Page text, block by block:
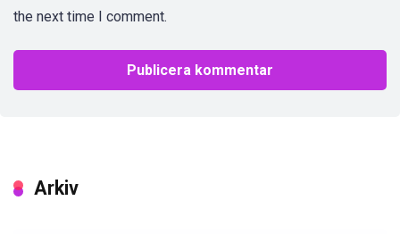
the next time I comment.
Arkiv